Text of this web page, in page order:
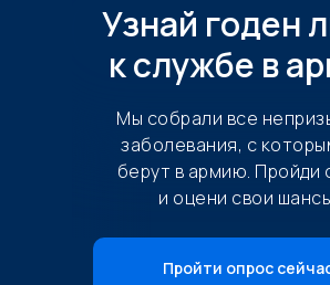
Пройти опрос
Узнай годен
к службе в
Мы собрали все
заболевания, с
берут в армию. Пройди
и оцени свои